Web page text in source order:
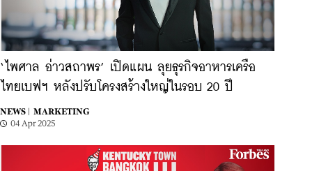
‘ไพศาล อ่าวสถาพร’ เปิดแผน ลุยธุรกิจอาหารเครือ
ไทยเบฟฯ หลังปรับโครงสร้างใหญ่ในรอบ 20 ปี
NEWS |
MARKETING
04 Apr 2025